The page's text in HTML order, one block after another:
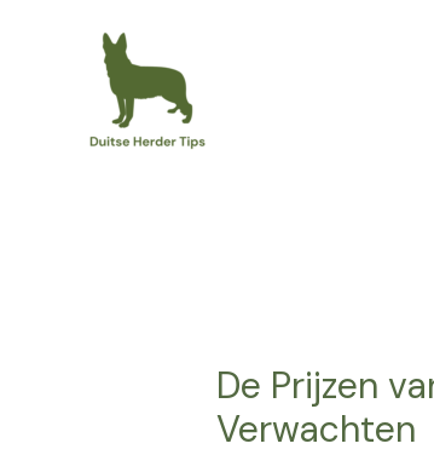
De Prijzen
Verwachten
Bericht
navigatie